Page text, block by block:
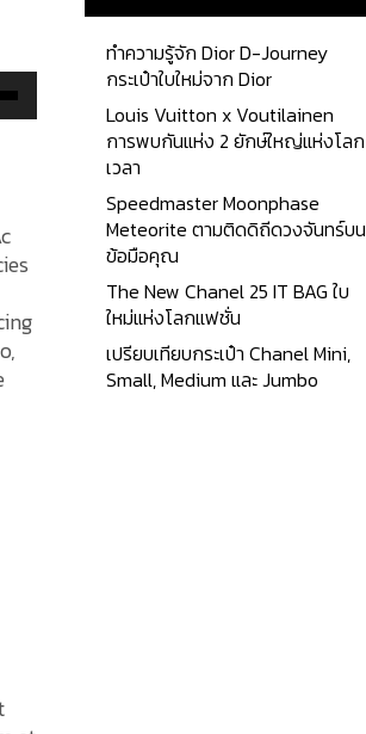
ทำความรู้จัก Dior D-Journey
กระเป๋าใบใหม่จาก Dior
Louis Vuitton x Voutilainen
การพบกันแห่ง 2 ยักษ์ใหญ่แห่งโลก
เวลา
Speedmaster Moonphase
Meteorite ตามติดดิถีดวงจันทร์บน
ข้อมือคุณ
The New Chanel 25 IT BAG ใบ
ใหม่แห่งโลกแฟชั่น
เปรียบเทียบกระเป๋า Chanel Mini,
Small, Medium และ Jumbo